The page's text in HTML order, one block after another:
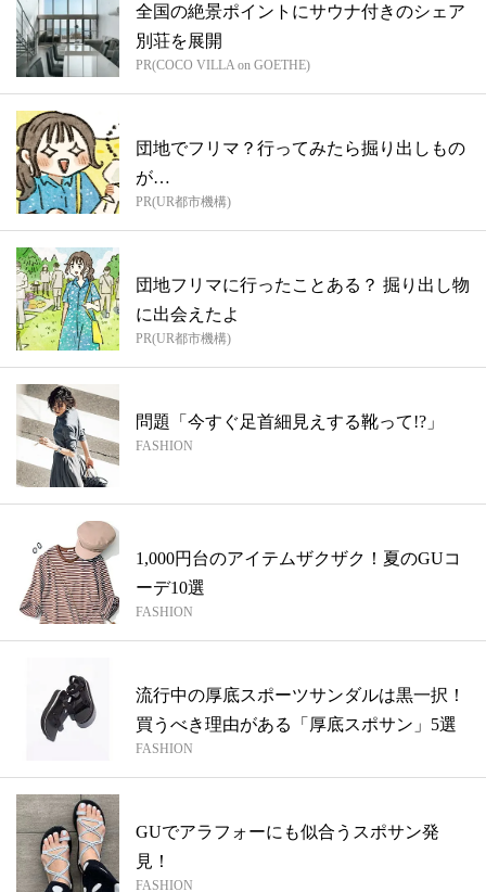
全国の絶景ポイントにサウナ付きのシェア
別荘を展開
PR(COCO VILLA on GOETHE)
団地でフリマ？行ってみたら掘り出しもの
が…
PR(UR都市機構)
団地フリマに行ったことある？ 掘り出し物
に出会えたよ
PR(UR都市機構)
問題「今すぐ足首細見えする靴って!?」
FASHION
1,000円台のアイテムザクザク！夏のGUコ
ーデ10選
FASHION
流行中の厚底スポーツサンダルは黒一択！
買うべき理由がある「厚底スポサン」5選
FASHION
GUでアラフォーにも似合うスポサン発
見！
FASHION